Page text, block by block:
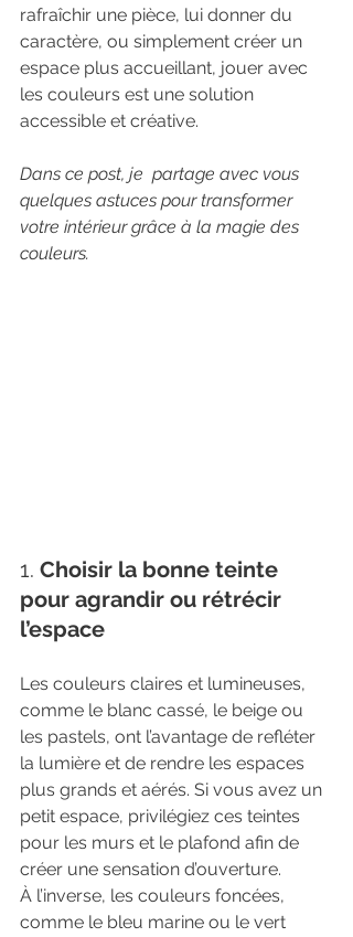
rafraîchir une pièce, lui donner du
caractère, ou simplement créer un
espace plus accueillant, jouer avec
les couleurs est une solution
accessible et créative.
Dans ce post, je  partage avec vous
quelques astuces pour transformer
votre intérieur grâce à la magie des
couleurs.
1. Choisir la bonne teinte
pour agrandir ou rétrécir
l’espace
Les couleurs claires et lumineuses,
comme le blanc cassé, le beige ou
les pastels, ont l’avantage de refléter
la lumière et de rendre les espaces
plus grands et aérés. Si vous avez un
petit espace, privilégiez ces teintes
pour les murs et le plafond afin de
créer une sensation d’ouverture.
À l’inverse, les couleurs foncées,
comme le bleu marine ou le vert